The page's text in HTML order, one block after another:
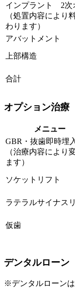
インプラント 2次
（処置内容により
わります）
アバットメント
上部構造
合計
オプション治療
メニュー
GBR・抜歯即時埋
（治療内容により
ます）
ソケットリフト
ラテラルサイナス
仮歯
デンタルローン
※デンタルローン